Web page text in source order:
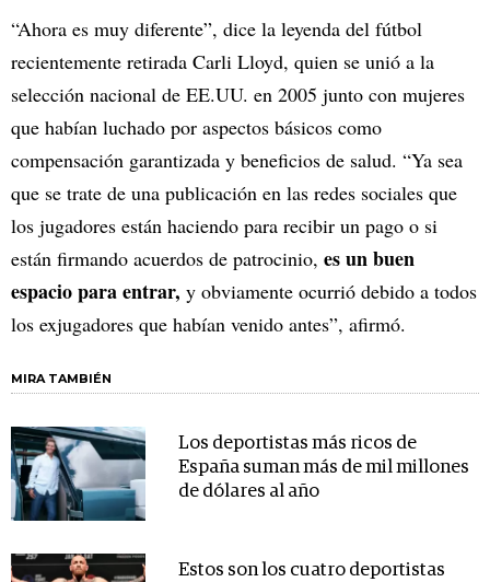
“Ahora es muy diferente”, dice la leyenda del fútbol
recientemente retirada Carli Lloyd, quien se unió a la
selección nacional de EE.UU. en 2005 junto con mujeres
que habían luchado por aspectos básicos como
compensación garantizada y beneficios de salud. “Ya sea
que se trate de una publicación en las redes sociales que
los jugadores están haciendo para recibir un pago o si
están firmando acuerdos de patrocinio, es un buen
espacio para entrar, y obviamente ocurrió debido a todos
los exjugadores que habían venido antes”, afirmó.
MIRA TAMBIÉN
Los deportistas más ricos de
España suman más de mil millones
de dólares al año
Estos son los cuatro deportistas